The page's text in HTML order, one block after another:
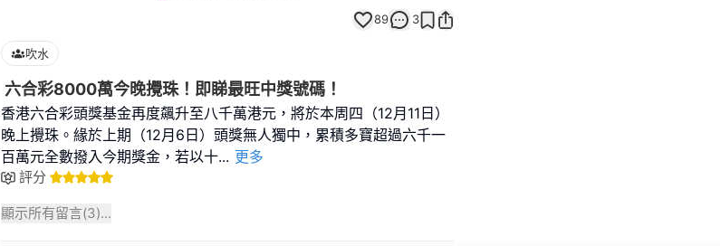
89 3
吹水
六合彩8000萬今晚攪珠！即睇最旺中獎號碼！
香港六合彩頭獎基金再度飆升至八千萬港元，將於本周四（12月11日）
晚上攪珠。緣於上期（12月6日）頭獎無人獨中，累積多寶超過六千一
百萬元全數撥入今期獎金，若以十... 更多
評分
顯示所有留言(3)...